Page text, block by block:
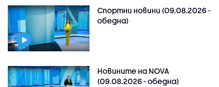
Спортни новини (09.08.2026 -
обедна)
Новините на NOVA
(09.08.2026 - обедна)